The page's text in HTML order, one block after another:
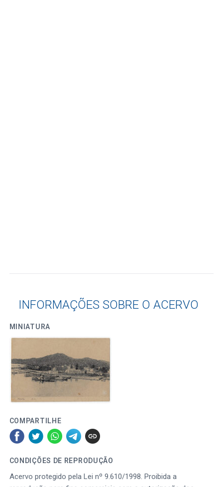
INFORMAÇÕES SOBRE O ACERVO
MINIATURA
COMPARTILHE
CONDIÇÕES DE REPRODUÇÃO
Acervo protegido pela Lei nº 9.610/1998. Proibida a